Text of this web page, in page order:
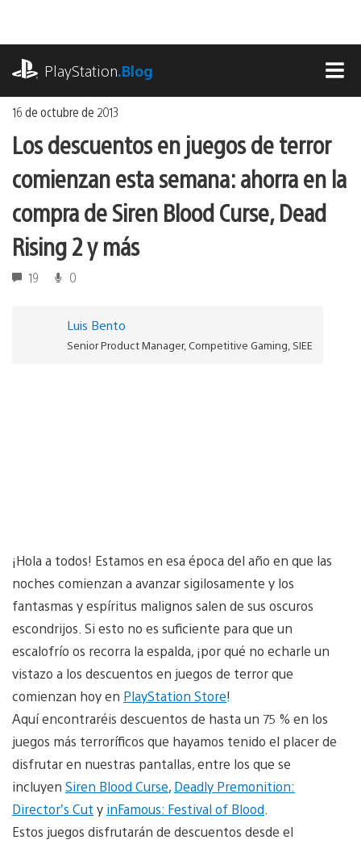
contenido
PlayStation.Blog
16 de octubre de 2013
Los descuentos en juegos de terror
comienzan esta semana: ahorra en la
compra de Siren Blood Curse, Dead
Rising 2 y más
19 0
Luis Bento
Senior Product Manager, Competitive Gaming, SIEE
¡Hola a todos! Estamos en esa época del año en que las
noches comienzan a avanzar sigilosamente y los
fantasmas y espíritus malignos salen de sus oscuros
escondrijos. Si esto no es suficiente para que un
escalofrío os recorra la espalda, ¡por qué no echarle un
vistazo a los descuentos en juegos de terror que
comienzan hoy en PlayStation Store!
Aquí encontraréis descuentos de hasta un 75 % en los
juegos más terroríficos que hayamos tenido el placer de
disfrutar en nuestras pantallas, entre los que se
incluyen Siren Blood Curse, Deadly Premonition:
Director’s Cut y inFamous: Festival of Blood
Estos juegos disfrutarán de descuentos desde el